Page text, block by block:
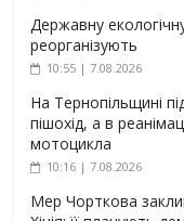
Державну
реорганізують
10:55 | 7.08.2026
На Тернопільщині
пішохід, а в
мотоцикла
10:16 | 7.08.2026
Мер Чорткова